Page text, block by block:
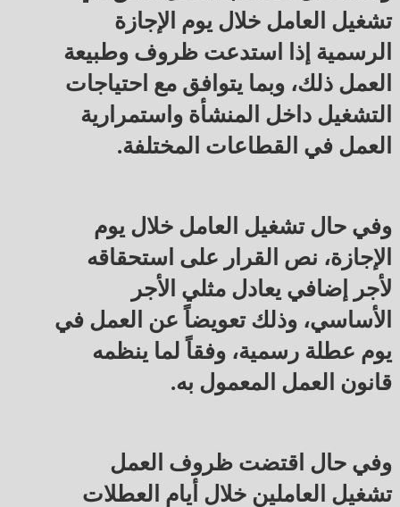
تشغيل العامل خلال يوم الإجازة
الرسمية إذا استدعت ظروف وطبيعة
العمل ذلك، وبما يتوافق مع احتياجات
التشغيل داخل المنشأة واستمرارية
العمل في القطاعات المختلفة.
وفي حال تشغيل العامل خلال يوم
الإجازة، نص القرار على استحقاقه
لأجر إضافي يعادل مثلي الأجر
الأساسي، وذلك تعويضاً عن العمل في
يوم عطلة رسمية، وفقاً لما ينظمه
قانون العمل المعمول به.
وفي حال اقتضت ظروف العمل
تشغيل العاملين خلال أيام العطلات